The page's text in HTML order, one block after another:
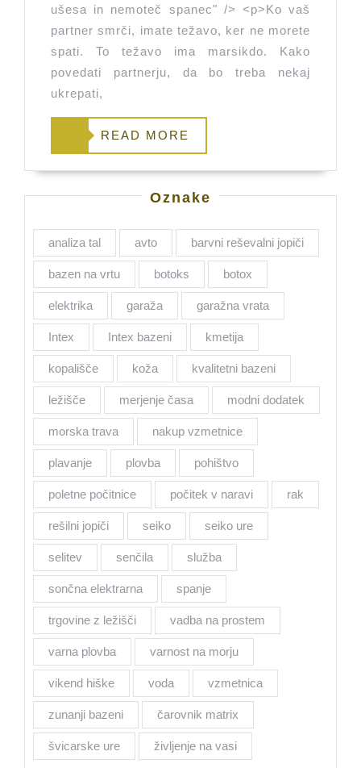
ušesa in nemoteč spanec" /> <p>Ko vaš
partner smrči, imate težavo, ker ne morete
spati. To težavo ima marsikdo. Kako
povedati partnerju, da bo treba nekaj
ukrepati,
READ MORE
READ
Oznake
analiza tal avto barvni reševalni jopiči
bazen na vrtu botoks botox
elektrika garaža garažna vrata
Intex Intex bazeni kmetija
kopališče koža kvalitetni bazeni
ležišče merjenje časa modni dodatek
morska trava nakup vzmetnice
plavanje plovba pohištvo
poletne počitnice počitek v naravi rak
rešilni jopiči seiko seiko ure
selitev senčila služba
sončna elektrarna spanje
trgovine z ležišči vadba na prostem
varna plovba varnost na morju
vikend hiške voda vzmetnica
zunanji bazeni čarovnik matrix
švicarske ure življenje na vasi